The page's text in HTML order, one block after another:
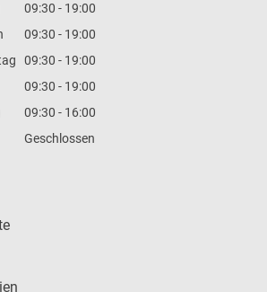
09:30 - 19:00
09:30 - 19:00
09:30 - 19:00
09:30 - 19:00
09:30 - 16:00
Geschlossen